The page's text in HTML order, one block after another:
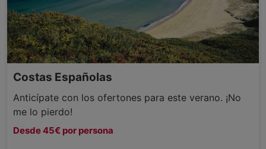
Costas Españolas
Anticípate con los ofertones para este verano. ¡No
me lo pierdo!
Desde 45€ por persona